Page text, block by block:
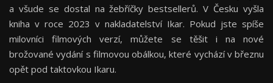
a všude se dostal na žebříčky bestsellerů. V Česku vyšla
kniha v roce 2023 v nakladatelství Ikar. Pokud jste spíše
milovníci filmových verzí, můžete se těšit i na nové
brožované vydání s filmovou obálkou, které vychází v březnu
opět pod taktovkou Ikaru.